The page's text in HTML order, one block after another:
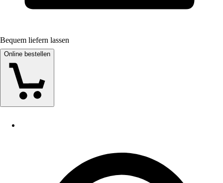
Bequem liefern lassen
Online bestellen